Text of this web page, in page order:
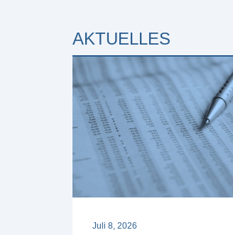
AKTUELLES
Juli 8, 2026